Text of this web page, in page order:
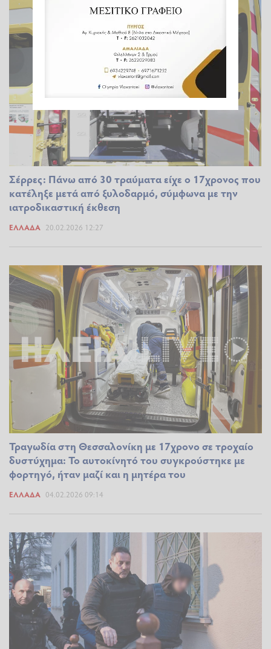
Σέρρες: Πάνω από 30 τραύματα είχε ο 17χρονος που
κατέληξε μετά από ξυλοδαρμό, σύμφωνα με την
ιατροδικαστική έκθεση
ΕΛΛΆΔΑ 20.02.2026 12:27
Τραγωδία στη Θεσσαλονίκη με 17χρονο σε τροχαίο
δυστύχημα: Το αυτοκίνητό του συγκρούστηκε με
φορτηγό, ήταν μαζί και η μητέρα του
ΕΛΛΆΔΑ 04.02.2026 09:14